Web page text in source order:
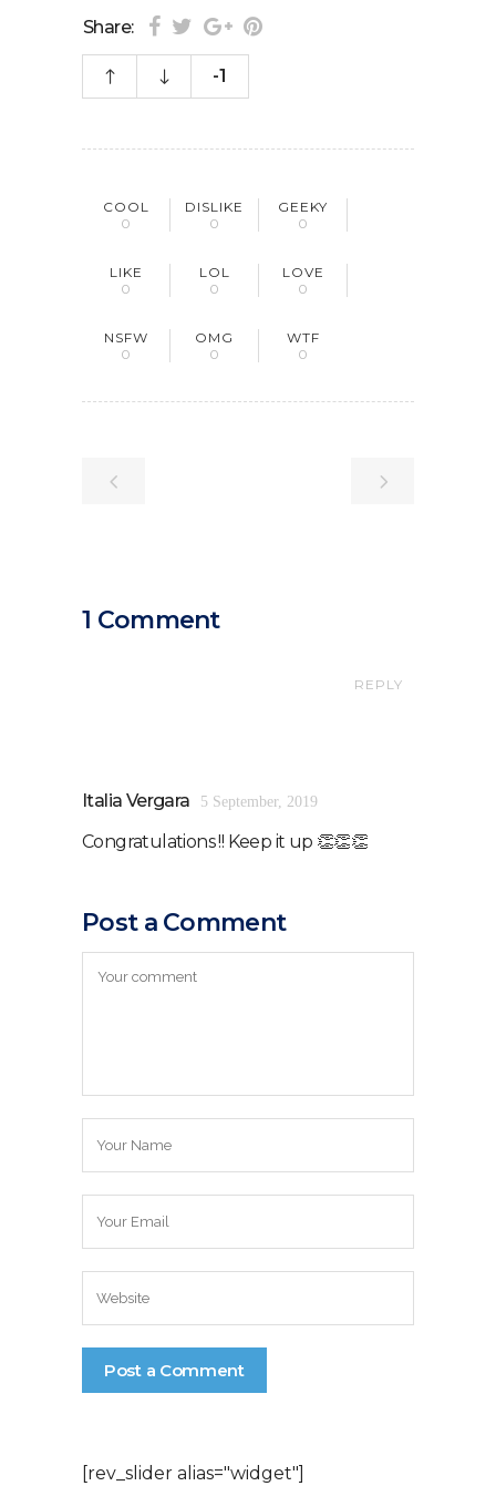
Share:
-1
COOL
0
DISLIKE
0
GEEKY
0
LIKE
0
LOL
0
LOVE
0
NSFW
0
OMG
0
WTF
0
1 Comment
REPLY
Italia Vergara 5 September, 2019
Congratulations !! Keep it up 👏👏👏
Post a Comment
[rev_slider alias="widget"]